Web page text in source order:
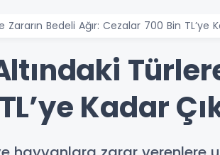
Bedeli Ağır: Cezalar 700 Bin TL’ye
Kadar